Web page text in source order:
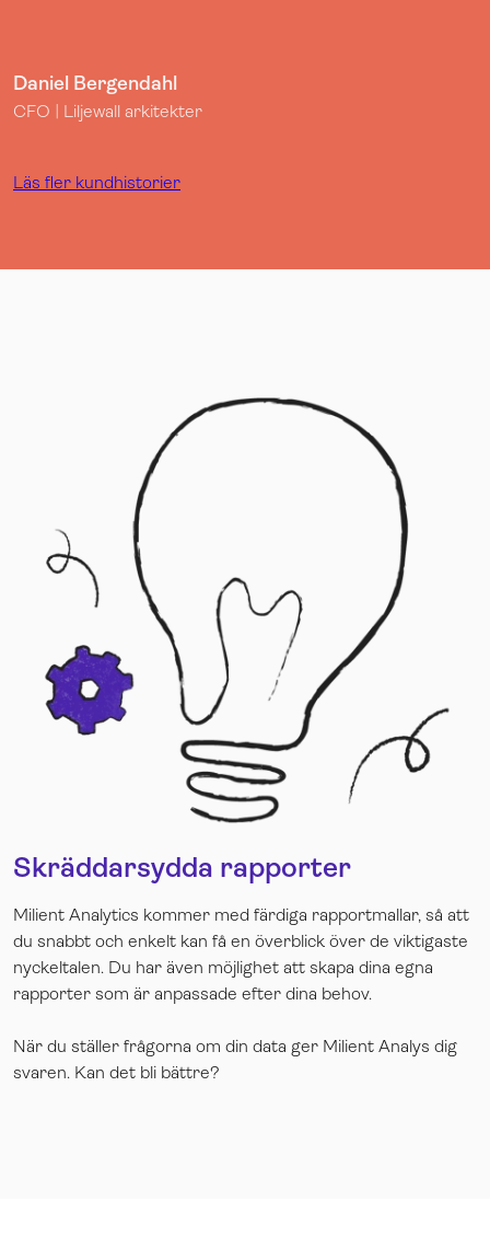
Daniel Bergendahl
CFO | Liljewall arkitekter
Läs fler kundhistorier
Skräddarsydda rapporter
Milient Analytics kommer med färdiga rapportmallar, så att
du snabbt och enkelt kan få en överblick över de viktigaste
nyckeltalen. Du har även möjlighet att skapa dina egna
rapporter som är anpassade efter dina behov.
När du ställer frågorna om din data ger Milient Analys dig
svaren. Kan det bli bättre?